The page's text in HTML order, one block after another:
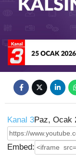
Kanal 3Paz, Ocak
Embed: